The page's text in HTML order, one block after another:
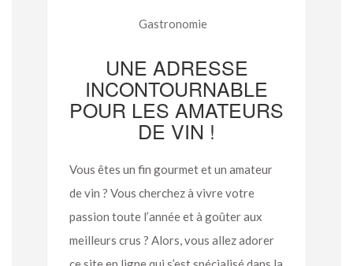
Gastronomie
UNE ADRESSE
INCONTOURNABLE
POUR LES AMATEURS
DE VIN !
Vous êtes un fin gourmet et un amateur
de vin ? Vous cherchez à vivre votre
passion toute l’année et à goûter aux
meilleurs crus ? Alors, vous allez adorer